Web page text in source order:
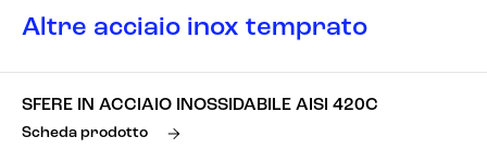
Altre acciaio inox temprato
SFERE IN ACCIAIO INOSSIDABILE AISI 420C
Scheda prodotto